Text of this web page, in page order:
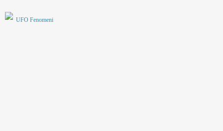
UFO Fenomeni